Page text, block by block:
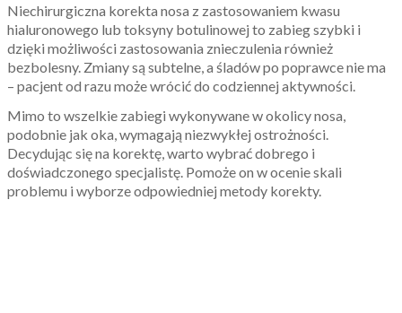
Niechirurgiczna korekta nosa z zastosowaniem kwasu
hialuronowego lub toksyny botulinowej to zabieg szybki i
dzięki możliwości zastosowania znieczulenia również
bezbolesny. Zmiany są subtelne, a śladów po poprawce nie ma
– pacjent od razu może wrócić do codziennej aktywności.
Mimo to wszelkie zabiegi wykonywane w okolicy nosa,
podobnie jak oka, wymagają niezwykłej ostrożności.
Decydując się na korektę, warto wybrać dobrego i
doświadczonego specjalistę. Pomoże on w ocenie skali
problemu i wyborze odpowiedniej metody korekty.